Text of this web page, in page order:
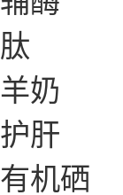
肽
羊奶
护肝
有机硒